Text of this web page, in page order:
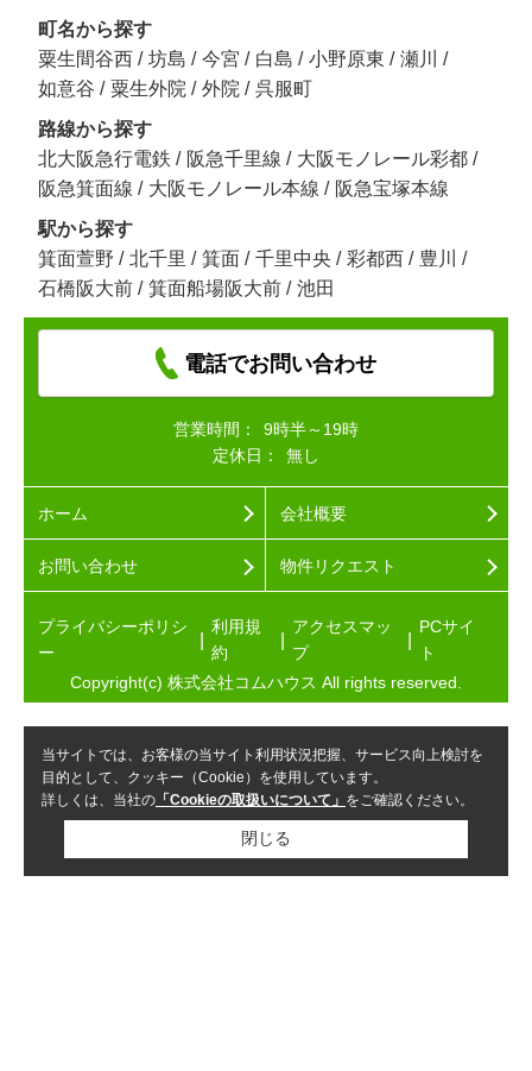
町名から探す
粟生間谷西 / 坊島 / 今宮 / 白島 / 小野原東 / 瀬川 /
如意谷 / 粟生外院 / 外院 / 呉服町
路線から探す
北大阪急行電鉄 / 阪急千里線 / 大阪モノレール彩都 /
阪急箕面線 / 大阪モノレール本線 / 阪急宝塚本線
駅から探す
箕面萱野 / 北千里 / 箕面 / 千里中央 / 彩都西 / 豊川
/
石橋阪大前 / 箕面船場阪大前 / 池田
電話でお問い合わせ
営業時間：
9時半～19時
定休日：
無し
ホーム 会社概要
お問い合わせ 物件リクエスト
プライバシーポリシ
ー
利用規
約
アクセスマッ
プ
PCサイ
ト
Copyright(c) 株式会社コムハウス All rights reserved.
当サイトでは、お客様の当サイト利用状況把握、サービス向上検討を
目的として、クッキー（Cookie）を使用しています。
詳しくは、当社の 「Cookieの取扱いについて」 をご確認ください。
閉じる